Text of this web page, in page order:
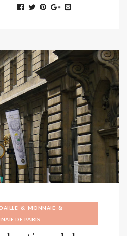
& MONNAIE &
DE PARIS